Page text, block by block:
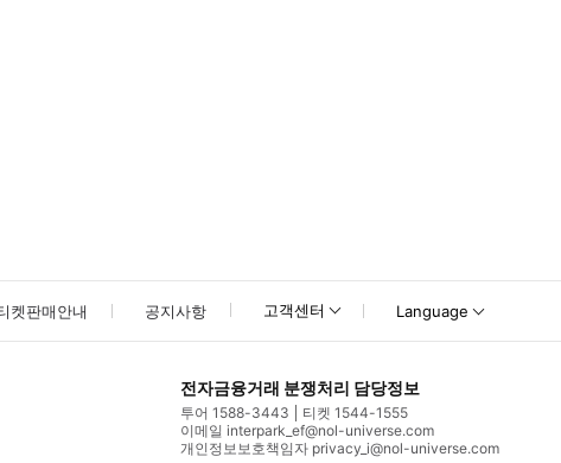
켓판매안내 공지사항 고객센터 Language
전자금융거래 분쟁처리 담당정보
투어 1588-3443
티켓 1544-1555
이메일 interpark_ef@nol-universe.com
개인정보보호책임자 privacy_i@nol-universe.com